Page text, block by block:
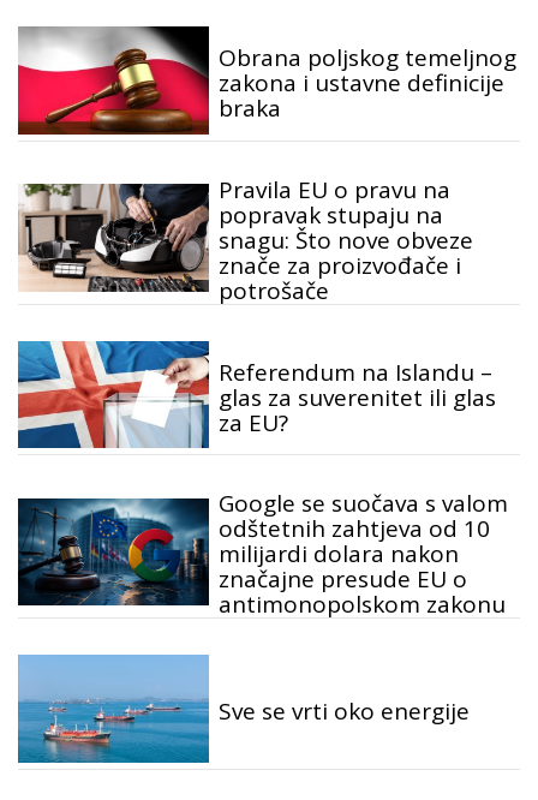
Obrana poljskog temeljnog
zakona i ustavne definicije
braka
Pravila EU o pravu na
popravak stupaju na
snagu: Što nove obveze
znače za proizvođače i
potrošače
Referendum na Islandu –
glas za suverenitet ili glas
za EU?
Google se suočava s valom
odštetnih zahtjeva od 10
milijardi dolara nakon
značajne presude EU o
antimonopolskom zakonu
Sve se vrti oko energije